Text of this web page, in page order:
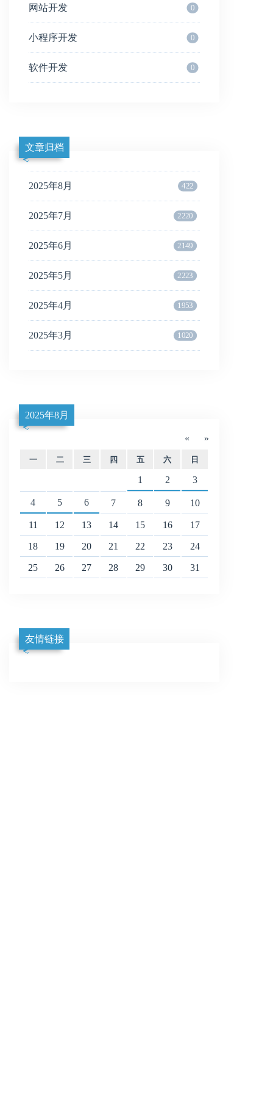
网站开发 0
小程序开发 0
软件开发 0
文章归档
2025年8月 422
2025年7月 2220
2025年6月 2149
2025年5月 2223
2025年4月 1953
2025年3月 1020
«
2025年8月
»
一 二 三 四 五 六 日
1 2 3
4 5 6 7 8 9 10
11 12 13 14 15 16 17
18 19 20 21 22 23 24
25 26 27 28 29 30 31
友情链接